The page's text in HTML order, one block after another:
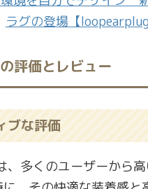
ラグの登場【
評価とレビュー
ブな評価
、多くのユーザーから